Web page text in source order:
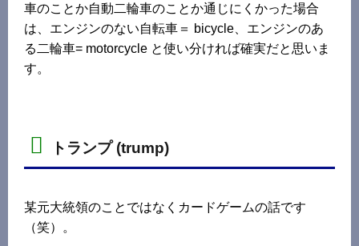
車のことか自動二輪車のことか通じにくかった場合
は、エンジンのない自転車＝ bicycle、エンジンのあ
る二輪車= motorcycle と使い分ければ確実だと思いま
す。
トランプ (trump)
某元大統領のことではなくカードゲームの話です
（笑）。